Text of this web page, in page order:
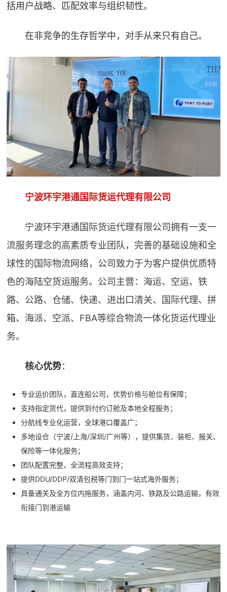
括用户战略、匹配效率与组织韧性。
在非竞争的生存哲学中，对手从来只有自己。
宁波环宇港通国际货运代理有限公司
宁波环宇港通国际货运代理有限公司拥有一支一
流服务理念的高素质专业团队，完善的基础设施和全
球性的国际物流网络，公司致力于为客户提供优质特
色的海陆空货运服务。公司主营：海运、空运、铁
路、公路、仓储、快递、进出口清关、国际代理、拼
箱、海派、空派、FBA等综合物流一体化货运代理业
务。
核心优势：
专业运价团队，直连船公司，优势价格与舱位有保障；
支持指定货代，提供到付约订舱及本地全程服务；
分航线专业化运营，全球港口覆盖广；
多地设仓（宁波/上海/深圳/广州等），提供集货、装柜、报关、
保险等一体化服务；
团队配置完整，全流程高效支持；
提供DDU/DDP/双清包税等门到门一站式海外服务；
具备通关及全方位内拖服务，涵盖内河、铁路及公路运输，有效
衔接门到港运输